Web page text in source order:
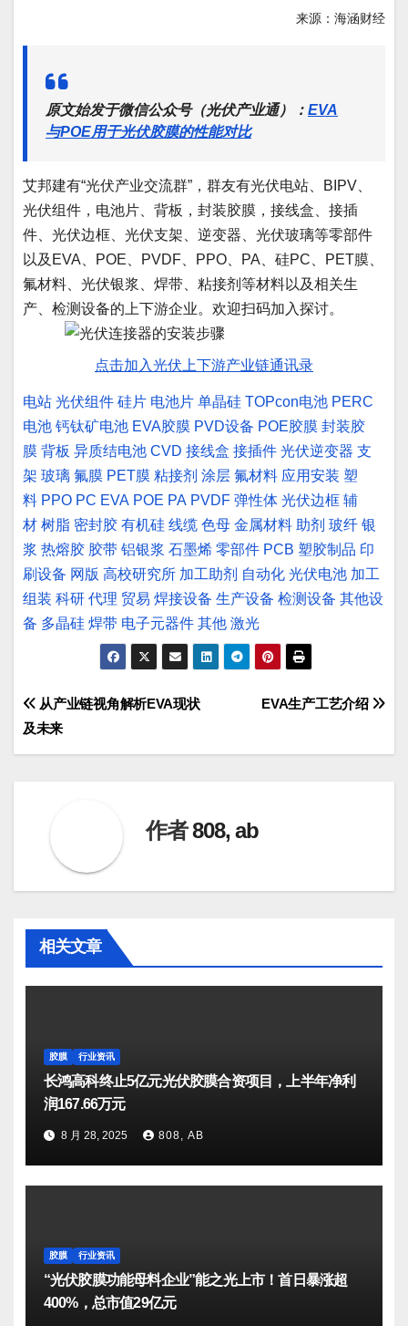
来源：海涵财经
原文始发于微信公众号（光伏产业通）： EVA
与POE用于光伏胶膜的性能对比
艾邦建有“光伏产业交流群”，群友有光伏电站、BIPV、
光伏组件，电池片、背板，封装胶膜，接线盒、接插
件、光伏边框、光伏支架、逆变器、光伏玻璃等零部件
以及EVA、POE、PVDF、PPO、PA、硅PC、PET膜、
氟材料、光伏银浆、焊带、粘接剂等材料以及相关生
产、检测设备的上下游企业。欢迎扫码加入探讨。
点击加入光伏上下游产业链通讯录
电站 光伏组件 硅片 电池片 单晶硅 TOPcon电池 PERC
电池 钙钛矿电池 EVA胶膜 PVD设备 POE胶膜 封装胶
膜 背板 异质结电池 CVD 接线盒 接插件 光伏逆变器 支
架 玻璃 氟膜 PET膜 粘接剂 涂层 氟材料 应用安装 塑
料 PPO PC EVA POE PA PVDF 弹性体 光伏边框 辅
材 树脂 密封胶 有机硅 线缆 色母 金属材料 助剂 玻纤 银
浆 热熔胶 胶带 铝银浆 石墨烯 零部件 PCB 塑胶制品 印
刷设备 网版 高校研究所 加工助剂 自动化 光伏电池 加工
组装 科研 代理 贸易 焊接设备 生产设备 检测设备 其他设
备 多晶硅 焊带 电子元器件 其他 激光
文
章
EVA生产工艺介绍
从产业链视角解析EVA现状
及未来
作者808, ab
相关文章
胶膜 行业资讯
长鸿高科终止5亿元光伏胶膜合资项目，上半年净利
润167.66万元
8 月 28, 2025 808, AB
胶膜 行业资讯
“光伏胶膜功能母料企业”能之光上市！首日暴涨超
400%，总市值29亿元